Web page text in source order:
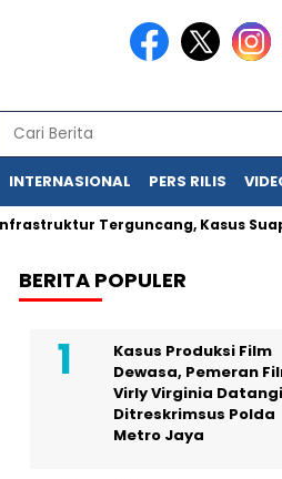
INTERNASIONAL PERS RILIS
Terguncang, Kasus Suap
BERITA POPULER
Kasus Produksi Film
Dewasa, Pemeran
Virly Virginia Datangi
Ditreskrimsus Polda
Metro Jaya